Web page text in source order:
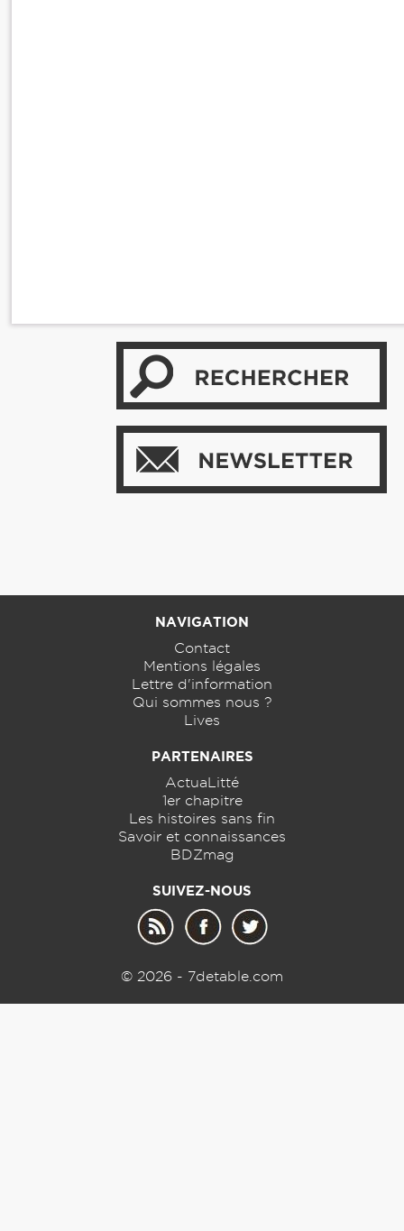
NAVIGATION
Contact
Mentions légales
Lettre d'information
Qui sommes nous ?
Lives
PARTENAIRES
ActuaLitté
1er chapitre
Les histoires sans fin
Savoir et connaissances
BDZmag
SUIVEZ-NOUS
© 2026 - 7detable.com